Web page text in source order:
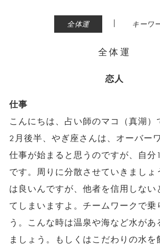
全体運 | キーワ
全体運
恋人
仕事
こんにちは、占い師のマコ（真湖
2月後半、やぎ座さんは、オーバー
仕事が始まると思うのですが、自分
です。周りに分散させていきましょ
は良いんですが、他者を信用しない
てしまいますよ。チームワークで乗
う。こんな時は温泉や海など水があ
ましょう。もしくはこだわりの水を